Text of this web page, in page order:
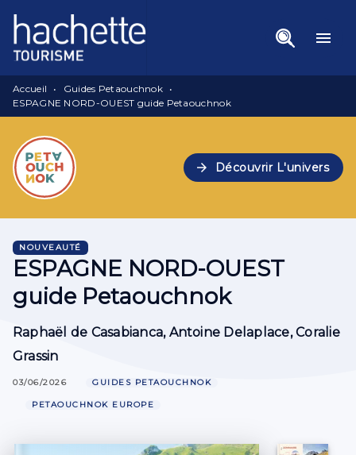
Menu Recherche
Pied De Page
menu
Accueil • Guides Petaouchnok •
ESPAGNE NORD-OUEST guide Petaouchnok
arrow_forward Découvrir L'univers
NOUVEAUTÉ
ESPAGNE NORD-OUEST
guide Petaouchnok
Raphaël de Casabianca, Antoine Delaplace,Coralie
Grassin
03/06/2026 GUIDES PETAOUCHNOK
PETAOUCHNOK EUROPE